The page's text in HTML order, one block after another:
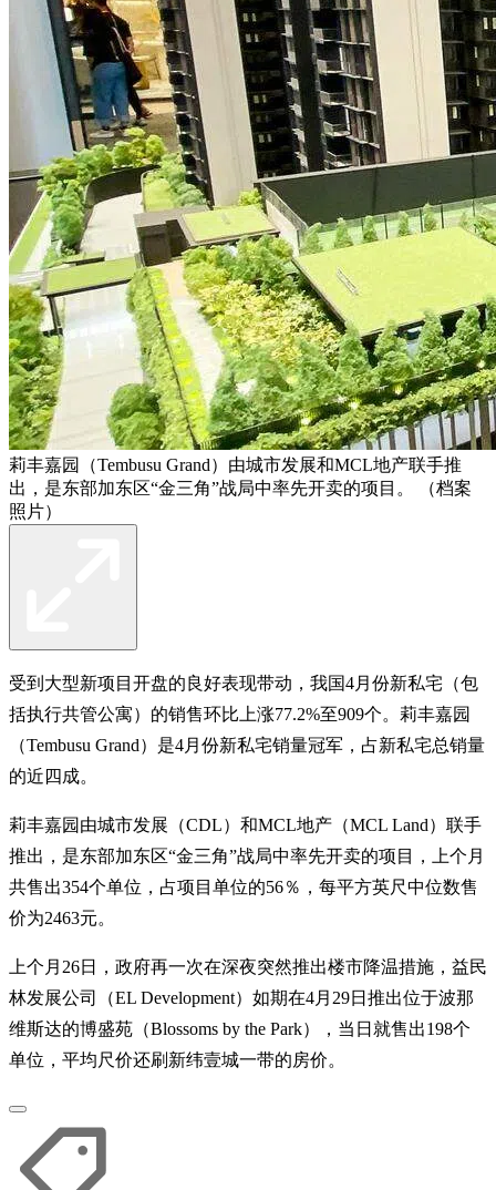
莉丰嘉园（Tembusu Grand）由城市发展和MCL地产联手推
出，是东部加东区“金三角”战局中率先开卖的项目。 （档案
照片）
受到大型新项目开盘的良好表现带动，我国4月份新私宅（包
括执行共管公寓）的销售环比上涨77.2%至909个。莉丰嘉园
（Tembusu Grand）是4月份新私宅销量冠军，占新私宅总销量
的近四成。
莉丰嘉园由城市发展（CDL）和MCL地产（MCL Land）联手
推出，是东部加东区“金三角”战局中率先开卖的项目，上个月
共售出354个单位，占项目单位的56％，每平方英尺中位数售
价为2463元。
上个月26日，政府再一次在深夜突然推出楼市降温措施，益民
林发展公司（EL Development）如期在4月29日推出位于波那
维斯达的博盛苑（Blossoms by the Park），当日就售出198个
单位，平均尺价还刷新纬壹城一带的房价。